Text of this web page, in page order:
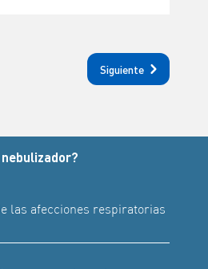
Siguiente
las afecciones respiratorias